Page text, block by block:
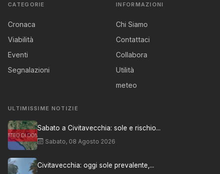
CATEGORIE
Cronaca
Viabilità
Eventi
Segnalazioni
INFORMAZIONI
Chi Siamo
Contattaci
Collabora
Utilità
meteo
ULTIMISSIME NOTIZIE
Sabato a Civitavecchia: sole e rischio...
Sabato, 08 Agosto 2026
Civitavecchia: oggi sole prevalente,...